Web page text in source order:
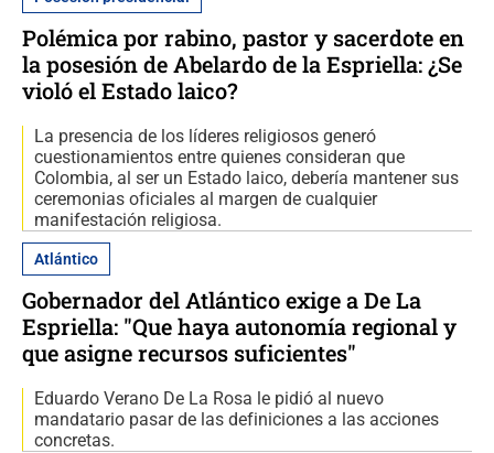
Polémica por rabino, pastor y sacerdote en
la posesión de Abelardo de la Espriella: ¿Se
violó el Estado laico?
La presencia de los líderes religiosos generó
cuestionamientos entre quienes consideran que
Colombia, al ser un Estado laico, debería mantener sus
ceremonias oficiales al margen de cualquier
manifestación religiosa.
Atlántico
Gobernador del Atlántico exige a De La
Espriella: "Que haya autonomía regional y
que asigne recursos suficientes"
Eduardo Verano De La Rosa le pidió al nuevo
mandatario pasar de las definiciones a las acciones
concretas.